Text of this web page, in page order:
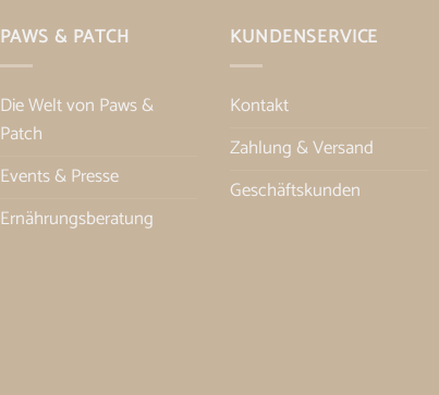
PAWS & PATCH
Die Welt von Paws &
Patch
Events & Presse
Ernährungsberatung
KUNDENSERVICE
Kontakt
Zahlung & Versand
Geschäftskunden